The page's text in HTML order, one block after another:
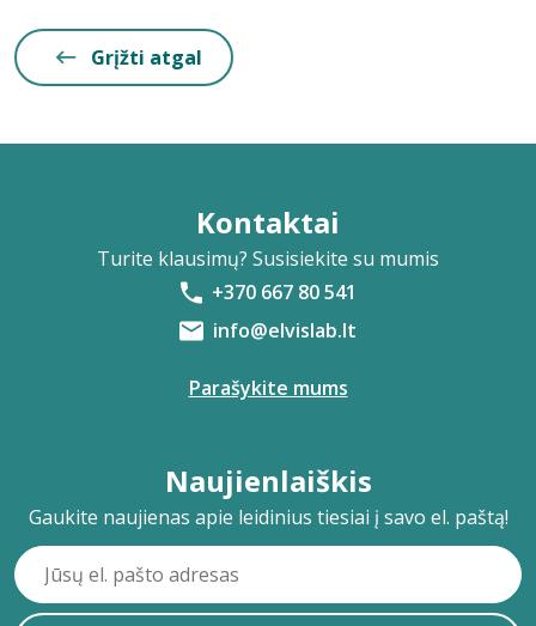
Grįžti atgal
Kontaktai
Turite klausimų? Susisiekite su mumis
+370 667 80 541
info@elvislab.lt
Parašykite mums
Naujienlaiškis
Gaukite naujienas apie leidinius tiesiai į savo el. paštą!